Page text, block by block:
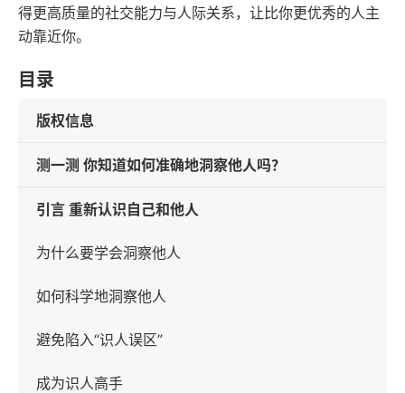
得更高质量的社交能力与人际关系，让比你更优秀的人主
动靠近你。
目录
版权信息
测一测 你知道如何准确地洞察他人吗？
引言 重新认识自己和他人
为什么要学会洞察他人
如何科学地洞察他人
避免陷入“识人误区”
成为识人高手